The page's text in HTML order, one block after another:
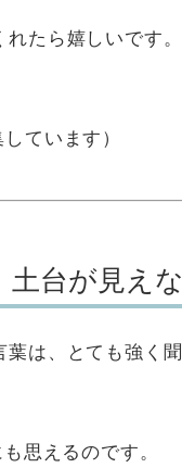
たら嬉しいです。
ています）
台が見え
は、とても強く聞
思えるのです。